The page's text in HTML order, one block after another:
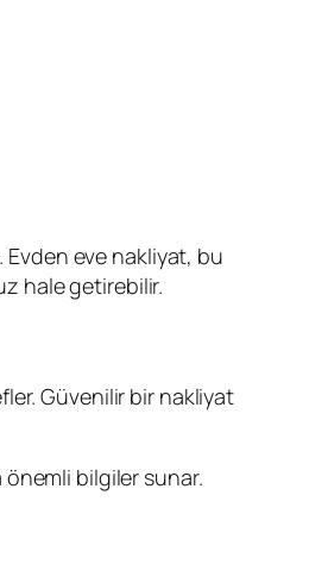
eve nakliyat, bu
hale getirebilir.
Güvenilir bir nakliyat
önemli bilgiler sunar.